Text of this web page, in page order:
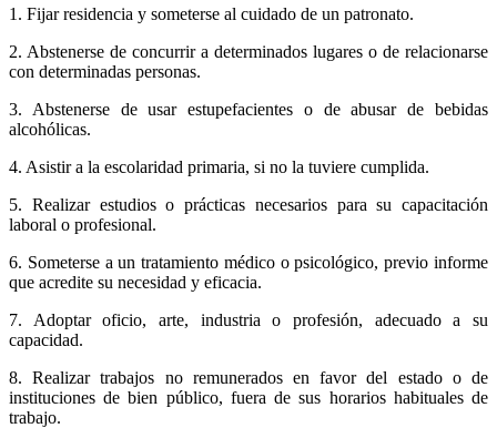
1. Fijar residencia y someterse al cuidado de un patronato.
2. Abstenerse de concurrir a determinados lugares o de relacionarse
con determinadas personas.
3. Abstenerse de usar estupefacientes o de abusar de bebidas
alcohólicas.
4. Asistir a la escolaridad primaria, si no la tuviere cumplida.
5. Realizar estudios o prácticas necesarios para su capacitación
laboral o profesional.
6. Someterse a un tratamiento médico o psicológico, previo informe
que acredite su necesidad y eficacia.
7. Adoptar oficio, arte, industria o profesión, adecuado a su
capacidad.
8. Realizar trabajos no remunerados en favor del estado o de
instituciones de bien público, fuera de sus horarios habituales de
trabajo.